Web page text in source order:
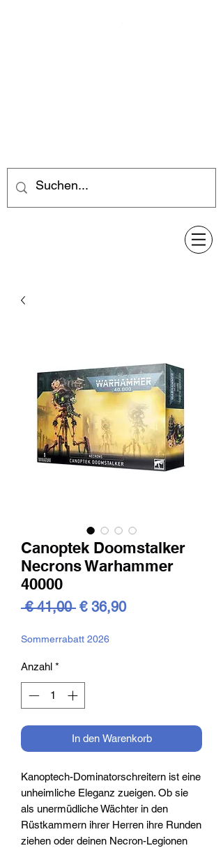
Canoptek Doomstalker
Necrons Warhammer
40000
€ 41,00 Standardpreis
€ 36,90Sale-
Sommerrabatt 2026
Anzahl *
In den Warenkorb
Kanoptech-Dominatorschreitern ist eine
unheimliche Eleganz zueigen. Ob sie
als unermüdliche Wächter in den
Rüstkammern ihrer Herren ihre Runden
ziehen oder deinen Necron-Legionen